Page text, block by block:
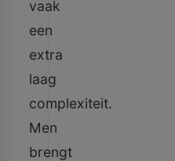
vaak
een
extra
laag
complexiteit.
Men
brengt